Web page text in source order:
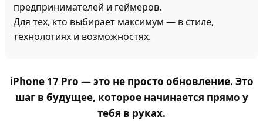
предпринимателей и геймеров.
Для тех, кто выбирает максимум — в стиле,
технологиях и возможностях.
iPhone 17 Pro — это не просто обновление. Это
шаг в будущее, которое начинается прямо у
тебя в руках.